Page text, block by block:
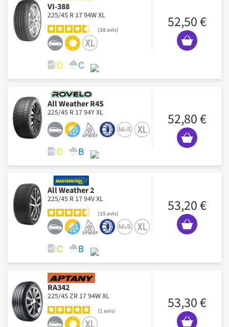
VI-388
225/45 R 17 94W XL
38 avis 52,50 €
All Weather R4S
225/45 R 17 94Y XL 52,80 €
All Weather 2
225/45 R 17 94V XL
15 avis 53,20 €
RA342
225/45 ZR 17 94W XL
1 avis 53,30 €